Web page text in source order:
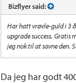
Bizflyer said:
Har hatt vrøvle-guld i 3
upgrade success. Gratis
jeg nok til at savne den.
Da jeg har godt